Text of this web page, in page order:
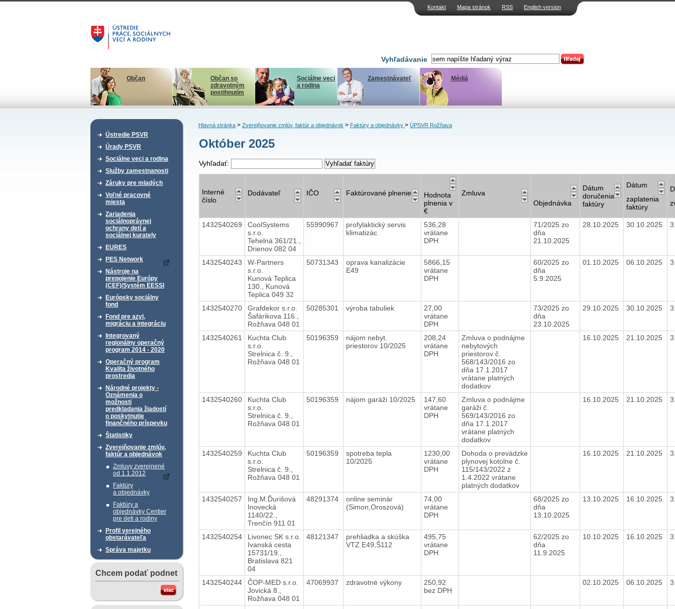
Kontakt Mapa stránok RSS English version
Vyhľadávanie
Občan
Občan so
zdravotným
postihnutím
Sociálne veci
a rodina
Zamestnávateľ Médiá
Ústredie PSVR
Úrady PSVR
Sociálne veci a rodina
Služby zamestnanosti
Záruky pre mladých
Voľné pracovné
miesta
Zariadenia
sociálnoprávnej
ochrany detí a
sociálnej kurately
EURES
PES Network
Nástroje na
prepojenie Európy
(CEF)/Systém EESSI
Európsky sociálny
fond
Fond pre azyl,
migráciu a integráciu
Integrovaný
regionálny operačný
program 2014 - 2020
Operačný program
Kvalita životného
prostredia
Národné projekty -
Oznámenia o
možnosti
predkladania žiadostí
o poskytnutie
finančného príspevku
Štatistiky
Zverejňovanie zmlúv,
faktúr a objednávok
Zmluvy zverejnené
od 1.1.2012
Faktúry
a objednávky
Faktúry a
objednávky Centier
pre deti a rodiny
Profil verejného
obstarávateľa
Správa majetku
Chcem podať podnet
Hlavná stránka> Zverejňovanie zmlúv, faktúr a objednávok> Faktúry a objednávky > ÚPSVR Rožňava
Október 2025
Vyhľadať:
Interné
číslo
Dodávateľ IČO Faktúrované plnenie
Hodnota
plnenia v
€
Zmluva
Objednávka
Dátum
doručenia
faktúry
Dátum
zaplatenia
faktúry
1432540269
CoolSystems
s.r.o.
Tehelná 361/21.,
Drienov 082 04
55990967
profylaktický servis
klimatizác
536,28
vrátane
DPH
71/2025 zo
dňa
21.10.2025
28.10.2025 30.10.2025
1432540243
W-Partners
s.r.o.
Kunová Teplica
130., Kunová
Teplica 049 32
50731343
oprava kanalizácie
E49
5866,15
vrátane
DPH
60/2025 zo
dňa
5.9.2025
01.10.2025 06.10.2025
1432540270
Grafdekor s.r.o.
Šafárikova 116.,
Rožňava 048 01
50285301 výroba tabuliek
27,00
vrátane
DPH
73/2025 zo
dňa
23.10.2025
29.10.2025 30.10.2025
1432540261
Kuchta Club
s.r.o.
Strelnica č. 9.,
Rožňava 048 01
50196359
nájom nebyt.
priestorov 10/2025
208,24
vrátane
DPH
Zmluva o podnájme
nebytových
priestorov č.
568/143/2016 zo
dňa 17.1.2017
vrátane platných
dodatkov
16.10.2025 21.10.2025
1432540260
Kuchta Club
s.r.o.
Strelnica č. 9.,
Rožňava 048 01
50196359 nájom garáži 10/2025
147,60
vrátane
DPH
Zmluva o podnájme
garáži č.
569/143/2016 zo
dňa 17.1.2017
vrátane platných
dodatkov
16.10.2025 21.10.2025
1432540259
Kuchta Club
s.r.o.
Strelnica č. 9.,
Rožňava 048 01
50196359
spotreba tepla
10/2025
1230,00
vrátane
DPH
Dohoda o prevádzke
plynovej kotolne č.
115/143/2022 z
1.4.2022 vrátane
platných dodatkov
16.10.2025 21.10.2025
1432540257
Ing.M.Ďurišová
Inovecká
1140/22.,
Trenčín 911 01
48291374
online seminár
(Simon,Oroszová)
74,00
vrátane
DPH
68/2025 zo
dňa
13.10.2025
13.10.2025 16.10.2025
1432540254
Livonec SK s.r.o.
Ivanská cesta
15731/19.,
Bratislava 821
04
48121347
prehliadka a skúška
VTZ E49,Š112
495,75
vrátane
DPH
62/2025 zo
dňa
11.9.2025
10.10.2025 16.10.2025
1432540244
ČOP-MED s.r.o.
Jovická 8.,
Rožňava 048 01
47069937 zdravotné výkony
250,92
bez DPH
02.10.2025 06.10.2025